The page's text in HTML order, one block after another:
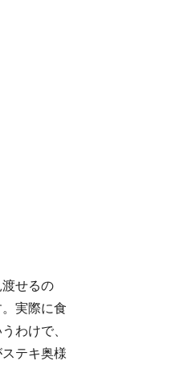
せるの
実際に食
わけで、
テキ奥様